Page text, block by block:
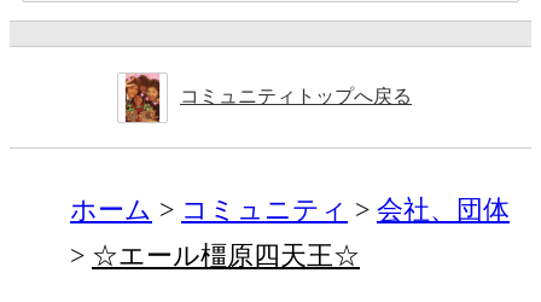
コミュニティトップへ戻る
ホーム コミュニティ
会社、団体
☆エール橿原四天王☆